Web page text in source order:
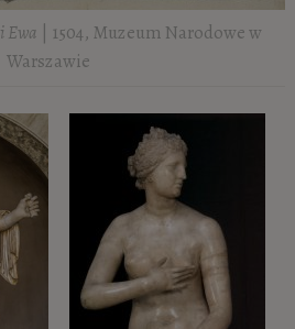
Ewa | 1504, Muzeum Narodowe w
Warszawie